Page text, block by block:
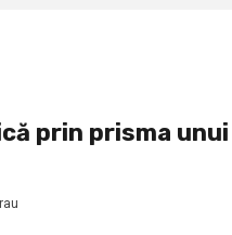
prin prisma